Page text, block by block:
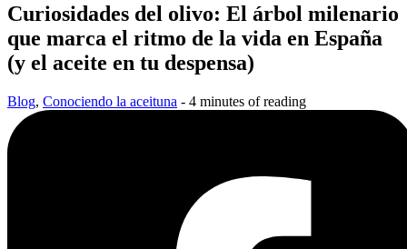
Curiosidades del olivo: El árbol milenario
que marca el ritmo de la vida en España
(y el aceite en tu despensa)
Blog, Conociendo la aceituna - 4 minutes of reading